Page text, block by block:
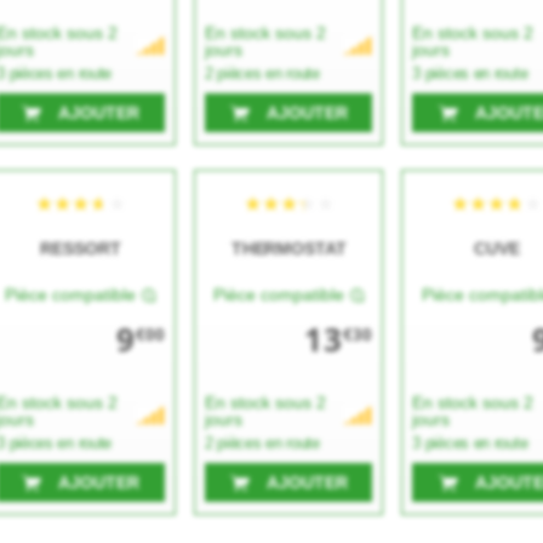
stock sous 2
3 pièces en route
AJOUTER
En stock sous 2
jours
2 pièces en route
AJOUTER
En stock sous 2
jours
3 pièces en route
RESSORT
Pièce compatible
9€00
stock sous 2
3 pièces en route
AJOUTER
THERMOSTAT
Pièce compatible
13€30
En stock sous 2
jours
2 pièces en route
AJOUTER
CUVE
Pièce
En stock sous 2
jours
3 pièces en route